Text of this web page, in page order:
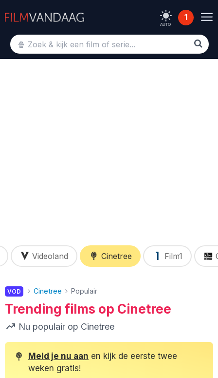
AUTO
1
Videoland Cinetree Film1
VOD Cinetree Populair
Trending films op Cinetree
Nu populair op Cinetree
Meld je nu aan en kijk de eerste twee
weken gratis!